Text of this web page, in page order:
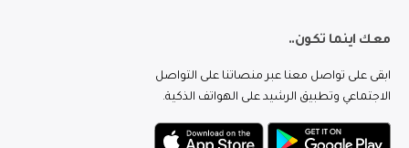
معك اينما تكون..
ابقى على تواصل معنا عبر منصاتنا على التواصل
الاجتماعي وتطبيق الرشيد على الهواتف الذكية.